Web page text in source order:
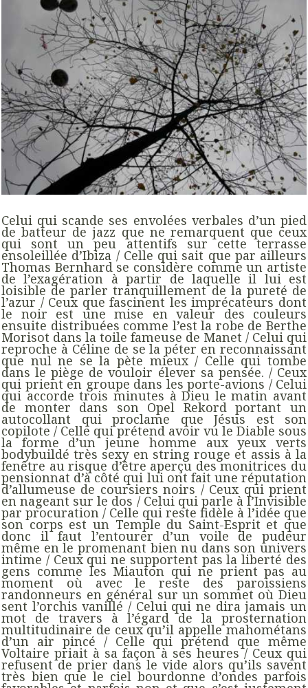
Celui qui scande ses envolées verbales d’un pied
de batteur de jazz que ne remarquent que ceux
qui sont un peu attentifs sur cette terrasse
ensoleillée d’Ibiza / Celle qui sait que par ailleurs
Thomas Bernhard se considère comme un artiste
de l’exagération à partir de laquelle il lui est
loisible de parler tranquillement de la pureté de
l’azur / Ceux que fascinent les imprécateurs dont
le noir est une mise en valeur des couleurs
ensuite distribuées comme l’est la robe de Berthe
Morisot dans la toile fameuse de Manet / Celui qui
reproche à Céline de se la péter en reconnaissant
que nul ne se la pète mieux / Celle qui tombe
dans le piège de vouloir élever sa pensée. / Ceux
qui prient en groupe dans les porte-avions / Celui
qui accorde trois minutes à Dieu le matin avant
de monter dans son Opel Rekord portant un
autocollant qui proclame que Jésus est son
copilote / Celle qui prétend avoir vu le Diable sous
la forme d’un jeune homme aux yeux verts
bodybuildé très sexy en string rouge et assis à la
fenêtre au risque d’être aperçu des monitrices du
pensionnat d’à côté qui lui ont fait une réputation
d’allumeuse de coursiers noirs / Ceux qui prient
en nageant sur le dos / Celui qui parle à l’Invisible
par procuration / Celle qui reste fidèle à l’idée que
son corps est un Temple du Saint-Esprit et que
donc il faut l’entourer d’un voile de pudeur
même en le promenant bien nu dans son univers
intime / Ceux qui ne supportent pas la liberté des
gens comme les Miauton qui ne prient pas au
moment où avec le reste des paroissiens
randonneurs en général sur un sommet où Dieu
sent l’orchis vanillé / Celui qui ne dira jamais un
mot de travers à l’égard de la prosternation
multitudinaire de ceux qu’il appelle mahométans
d’un air pincé / Celle qui prétend que même
Voltaire priait à sa façon à ses heures / Ceux qui
refusent de prier dans le vide alors qu’ils savent
très bien que le ciel bourdonne d’ondes parfois